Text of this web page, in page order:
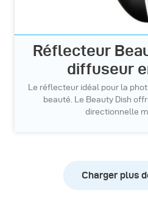
Réflecteur
diffuseur
Le réflecteur idéal pour la
beauté. Le Beauty Dish
directionnelle
Charger plus